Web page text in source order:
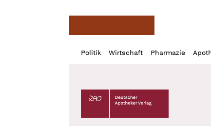
Politik Wirtschaft Pharmazie
Profil
öffnen
Daz
Pur
Deutscher Apotheker Verlag Logo